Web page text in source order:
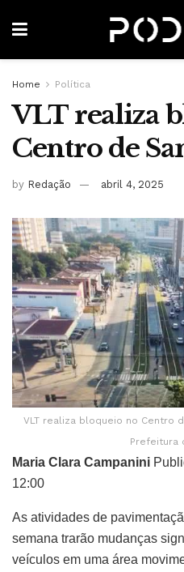
Home Política
VLT realiza
Centro de
by Redação abril 4, 2025
VLT realiza bloqueio no Centro
Prefeitura
Maria Clara Campanini
12:00
As atividades de
semana trarão mudanças
veículos em uma área